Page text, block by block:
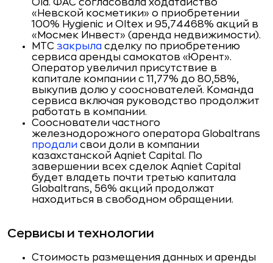
Ola. ФАС согласовала ходатайство
«Невской косметики» о приобретении
100% Hygienic и Oltex и 95,74468% акций в
«Мосмек Инвест» (аренда недвижимости).
МТС закрыла сделку по приобретению
сервиса аренды самокатов «Юрент».
Оператор увеличил присутствие в
капитале компании с 11,77% до 80,58%,
выкупив долю у сооснователей. Команда
сервиса включая руководство продолжит
работать в компании.
Сооснователи частного
железнодорожного оператора Globaltrans
продали свои доли в компании
казахстанской Aqniet Capital. По
завершении всех сделок Aqniet Capital
будет владеть почти третью капитала
Globaltrans, 56% акций продолжат
находиться в свободном обращении.
Сервисы и технологии
Стоимость размещения данных и аренды